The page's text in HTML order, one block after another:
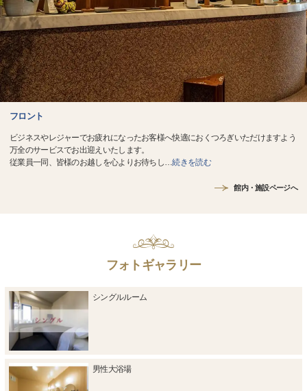
フロント
ビジネスやレジャーでお疲れになったお客様へ快適におくつろぎいただけますよう
万全のサービスでお出迎えいたします。
従業員一同、皆様のお越しを心よりお待ちし…続きを読む
館内・施設ページへ
フォトギャラリー
シングルルーム
男性大浴場